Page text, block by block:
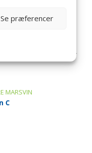
Se præferencer
Skal man
for hinanden,
slås om.
hvor der er
MARSVIN
C